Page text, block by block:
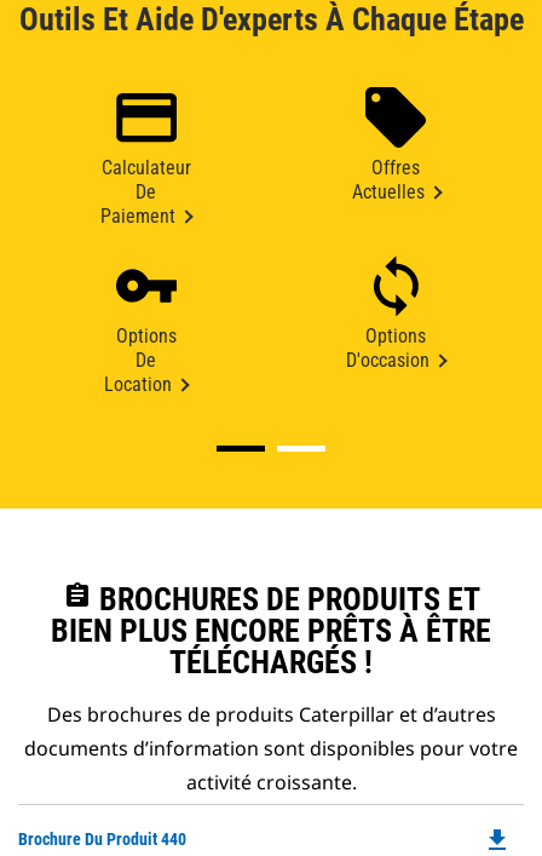
Outils Et Aide D'experts À Chaque Étape
Calculateur
De
Paiement
Offres
Actuelles
Options
De
Location
Options
D'occasion
assignment BROCHURES DE PRODUITS ET
BIEN PLUS ENCORE PRÊTS À ÊTRE
TÉLÉCHARGÉS !
Des brochures de produits Caterpillar et d’autres
documents d’information sont disponibles pour votre
activité croissante.
Brochure Du Produit 440 file_download